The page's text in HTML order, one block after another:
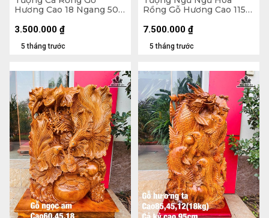
Hương Cao 18 Ngang 50
5 tháng trước
3.500.000 ₫
Rồng Gỗ Hương Cao 115
Không Kỷ Cao 100 (cm)
5 tháng trước
7.500.000 ₫